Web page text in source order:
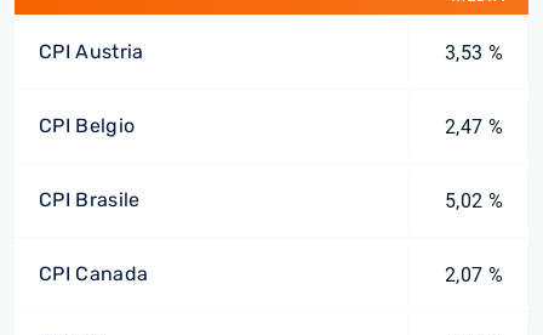
CPI Austria 3,53 %
CPI Belgio 2,47 %
CPI Brasile 5,02 %
CPI Canada 2,07 %